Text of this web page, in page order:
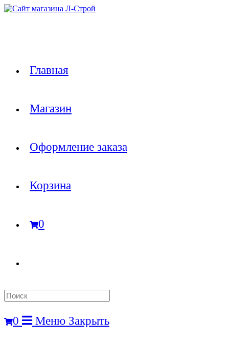
Перейти
Главная
Магазин
Оформление заказа
Корзина
0
Search
this
0 Меню Закрыть